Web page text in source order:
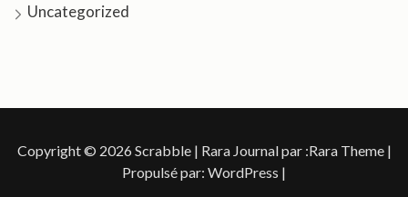
Uncategorized
Copyright © 2026 Scrabble| Rara Journal par :Rara Theme|
Propulsé par: WordPress |